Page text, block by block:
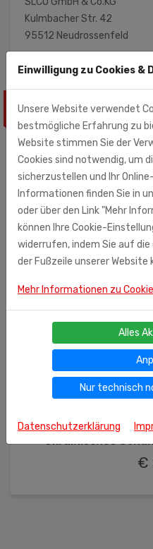
Kulmbacher Str. 42
95512 Neudrossenfeld
ÄHNLICHE PRODUKTE
Nicht freigegeben
€
Einwilligung zu Cookies
Unsere Website verwendet
bestmögliche Erfahrung zu
Website stimmen Sie der
Cookies sind notwendig, um
sicherzustellen und Ihr
Informationen finden Sie in
oder über den Link "Mehr
können Ihre Cookie-
widerrufen, indem Sie auf
der Fußzeile unserer Website
Mehr Informationen zu
Alles
Nur technisch
Datenschutzerklärung